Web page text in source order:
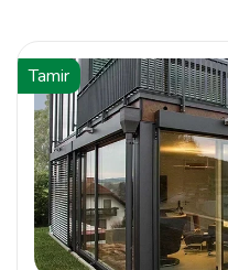
Tamir